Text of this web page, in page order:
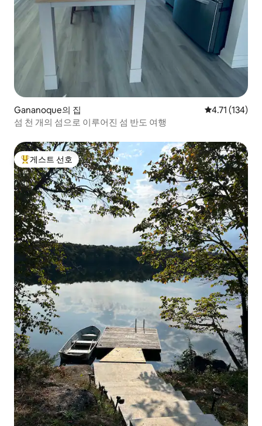
Gananoque의 집 평점 4.71점(5
4.71 (134)
섬 천 개의 섬으로 이루어진 섬 반도 여행
상위 게스트 선호
게스트 선호